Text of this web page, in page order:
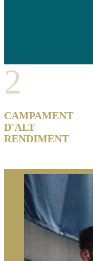
2
CAMPAMENT
D'ALT
RENDIMENT